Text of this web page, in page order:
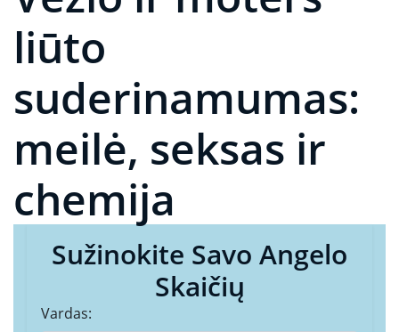
liūto
suderinamumas:
meilė, seksas ir
chemija
Sužinokite Savo Angelo
Skaičių
Vardas: